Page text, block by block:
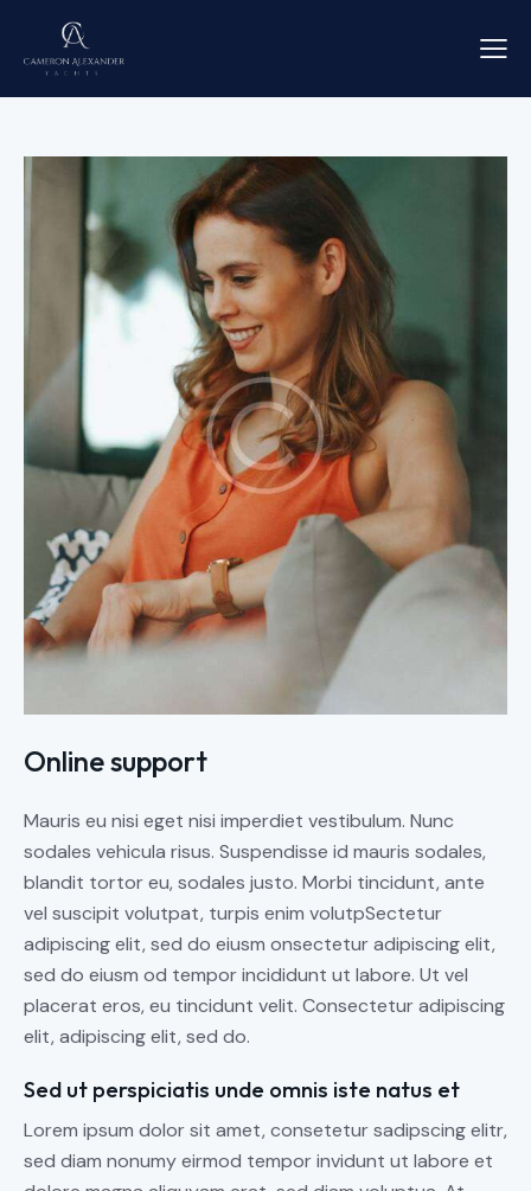
Online support
Mauris eu nisi eget nisi imperdiet vestibulum. Nunc
sodales vehicula risus. Suspendisse id mauris sodales,
blandit tortor eu, sodales justo. Morbi tincidunt, ante
vel suscipit volutpat, turpis enim volutpSectetur
adipiscing elit, sed do eiusm onsectetur adipiscing elit,
sed do eiusm od tempor incididunt ut labore. Ut vel
placerat eros, eu tincidunt velit. Consectetur adipiscing
elit, adipiscing elit, sed do.
Sed ut perspiciatis unde omnis iste natus et
Lorem ipsum dolor sit amet, consetetur sadipscing elitr,
sed diam nonumy eirmod tempor invidunt ut labore et